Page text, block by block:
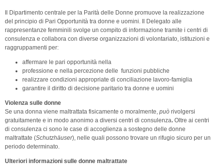
Il Dipartimento centrale per la Parità delle Donne promuove la realizzazione
del principio di Pari Opportunità tra donne e uomini. Il Delegato alle
rappresentanze femminili svolge un compito di informazione tramite i centri di
consulenza e collabora con diverse organizzazioni di volontariato, istituzioni e
raggruppamenti per:
affermare le pari opportunità nella
professione e nella percezione delle funzioni pubbliche
realizzare condizioni appropriate di conciliazione lavoro-famiglia
garantire il diritto di decisione paritario tra donne e uomini
Violenza sulle donne
Se una donna viene maltrattata fisicamente o moralmente, può rivolgersi
gratuitamente e in modo anonimo a diversi centri di consulenza. Oltre ai centri
di consulenza ci sono le case di accoglienza a sostegno delle donne
maltrattate (Schutzhäuser), nelle quali possono trovare un rifugio sicuro per un
periodo determinato.
Ulteriori informazioni sulle donne maltrattate